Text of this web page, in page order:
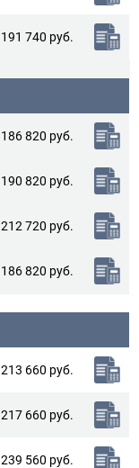
191 740 руб.
186 820 руб.
190 820 руб.
212 720 руб.
186 820 руб.
213 660 руб.
217 660 руб.
239 560 руб.